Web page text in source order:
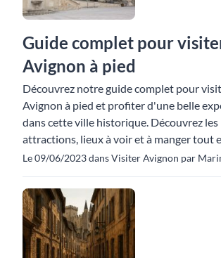
Guide complet pour
Avignon à pied
Découvrez notre guide complet pour
Avignon à pied et profiter d'une belle
dans cette ville historique. Découvrez
attractions, lieux à voir et à manger tout
Le 09/06/2023 dans Visiter Avignon par